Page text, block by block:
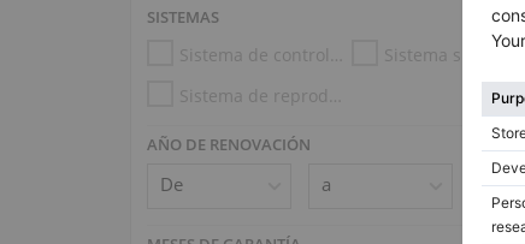
SISTEMAS
Sistema de control de la humedad
Sistema silencioso
Sistema de reproducción (e.g. Disklavier, PianoDisc)
AÑO DE RENOVACIÓN